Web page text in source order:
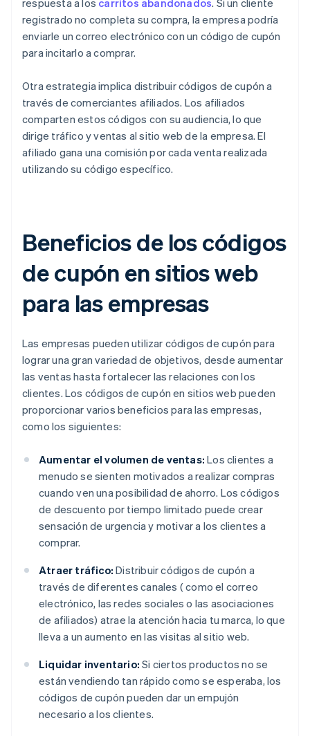
respuesta a los carritos abandonados. Si un cliente
registrado no completa su compra, la empresa podría
enviarle un correo electrónico con un código de cupón
para incitarlo a comprar.
Otra estrategia implica distribuir códigos de cupón a
través de comerciantes afiliados. Los afiliados
comparten estos códigos con su audiencia, lo que
dirige tráfico y ventas al sitio web de la empresa. El
afiliado gana una comisión por cada venta realizada
utilizando su código específico.
Beneficios de los códigos
de cupón en sitios web
para las empresas
Las empresas pueden utilizar códigos de cupón para
lograr una gran variedad de objetivos, desde aumentar
las ventas hasta fortalecer las relaciones con los
clientes. Los códigos de cupón en sitios web pueden
proporcionar varios beneficios para las empresas,
como los siguientes:
Aumentar el volumen de ventas: Los clientes a
menudo se sienten motivados a realizar compras
cuando ven una posibilidad de ahorro. Los códigos
de descuento por tiempo limitado puede crear
sensación de urgencia y motivar a los clientes a
comprar.
Atraer tráfico: Distribuir códigos de cupón a
través de diferentes canales ( como el correo
electrónico, las redes sociales o las asociaciones
de afiliados) atrae la atención hacia tu marca, lo que
lleva a un aumento en las visitas al sitio web.
Liquidar inventario: Si ciertos productos no se
están vendiendo tan rápido como se esperaba, los
códigos de cupón pueden dar un empujón
necesario a los clientes.